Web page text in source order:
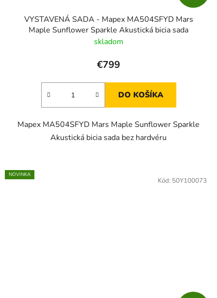
VYSTAVENÁ SADA - Mapex MA504SFYD Mars
Maple Sunflower Sparkle Akustická bicia sada
skladom
€799
DO KOŠÍKA
Mapex MA504SFYD Mars Maple Sunflower Sparkle
Akustická bicia sada bez hardvéru
NOVINKA
Kód: 50Y100073